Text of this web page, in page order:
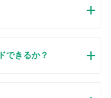
ードする場合、この手
チュートリアルには詳
、私たちは本サイトか
できるか？